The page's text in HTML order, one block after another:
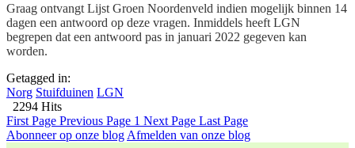
Graag ontvangt Lijst Groen Noordenveld indien mogelijk binnen 14
dagen een antwoord op deze vragen. Inmiddels heeft LGN
begrepen dat een antwoord pas in januari 2022 gegeven kan
worden.
Getagged in:
Norg Stuifduinen LGN
2294 Hits
First Page Previous Page 1 Next Page Last Page
Abonneer op onze blog Afmelden van onze blog